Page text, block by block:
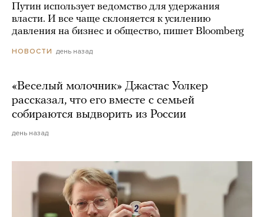
Путин использует ведомство для удержания
власти. И все чаще склоняется к усилению
давления на бизнес и общество, пишет Bloomberg
НОВОСТИ день назад
«Веселый молочник» Джастас Уолкер
рассказал, что его вместе с семьей
собираются выдворить из России
день назад